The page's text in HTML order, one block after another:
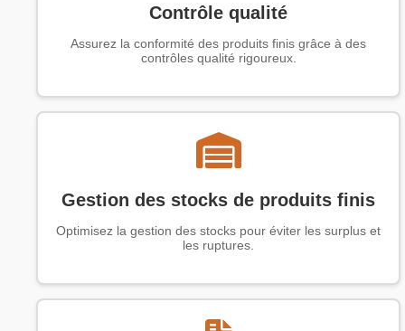
Contrôle qualité
Assurez la conformité des produits finis grâce à des
contrôles qualité rigoureux.
Gestion des stocks de produits finis
Optimisez la gestion des stocks pour éviter les surplus et
les ruptures.